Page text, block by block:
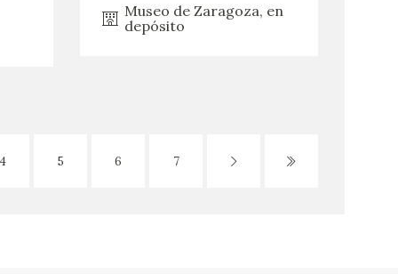
Museo de Zaragoza, en
depósito
4 5 6 7